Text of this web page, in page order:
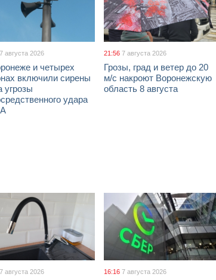
7 августа 2026
и четырех
включили сирены
угрозы
удара
21:56 7 августа 2026
Грозы, град и ветер до 20
м/с накроют Воронежскую
область 8 августа
7 августа 2026 16:16 7 августа 2026